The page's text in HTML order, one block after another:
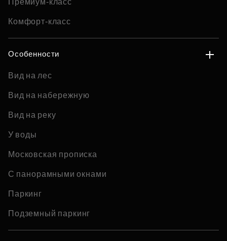
Премиум-класс
Комфорт-класс
Особенности
Вид на лес
Вид на набережную
Вид на реку
У воды
Московская прописка
С панорамными окнами
Паркинг
Подземный паркинг